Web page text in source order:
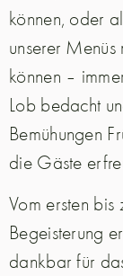
können, oder
unserer
können –
Lob bedacht
Bemühungen
die Gäste
Vom ersten
Begeisterung
dankbar für